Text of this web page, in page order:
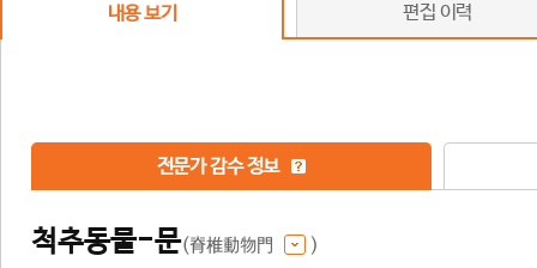
내용 보기 편집 이력
전문가 감수 정보
척추동물-문(脊椎動物門 )